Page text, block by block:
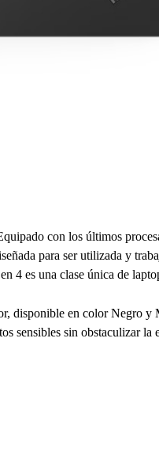
con los últimos
para ser utilizada y
es una clase única de
disponible en color Negro
sensibles sin obstaculizar la